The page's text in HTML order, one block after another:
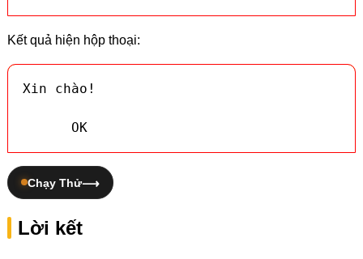
Kết quả hiện hộp thoại:
Xin chào!
      OK
Chạy Thử
Lời kết